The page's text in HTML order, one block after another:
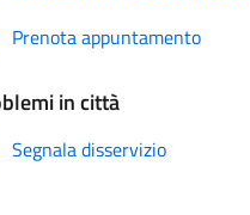
Prenota appuntamento
in città
Segnala disservizio